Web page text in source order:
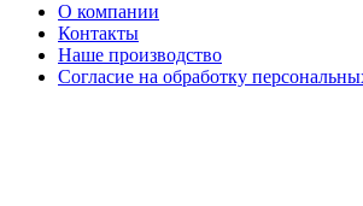
О компании
Контакты
Наше производство
Согласие на обработку